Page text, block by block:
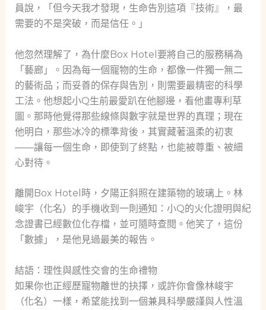
員說，「但今天我才發現，生命告別這項『技術』，最
需要的不是突破，而是信任。」
他忽然理解了，為什麼Box Hotel要將自己的服務稱為
「藝廊」。因為每一個寵物的生命，都像一件獨一無二
的藝術品；而妥善的保存與告別，則需要最精密的科學
工法。他想起小Q生前最愛趴在他腳邊，看他畫專利草
圖。那時他覺得那些線條與數字就是世界的真理；現在
他明白，那些冰冷的標準背後，其實藏著溫柔的初衷
——讓每一個生命，即使到了終點，也能被尊重、被細
心對待。
離開Box Hotel時，夕陽正斜照在建築物的玻璃上。林
峻宇（化名）的手機收到一則通知：小Q的火化證明與紀
念證書已經數位化存檔，並可隨時查閱。他笑了，這份
「數據」，是他見過最美的報告。
結語：理性與感性交會的生命禮物
如果你也正經歷寵物離世的抉擇，或許你會像林峻宇
（化名）一樣，希望能找到一個兼具科學嚴謹與人性溫